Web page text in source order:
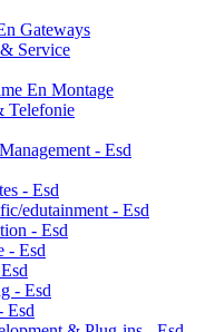
Gateways
Service
En Montage
Telefonie
- Esd
- Esd
edutainment - Esd
- Esd
- Esd
- Esd
Esd